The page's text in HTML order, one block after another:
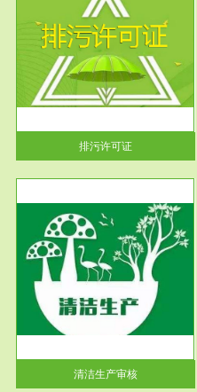
排污许可证
服务范围
应急预案
根据《中华人民共和国环境保护
法》第十九条 企业事业单位应
当按照...
清洁生产审核
服务范围
安全评价
安全评价安全评价目的是查找、
分析和预测工程、系统、生产经
营活...